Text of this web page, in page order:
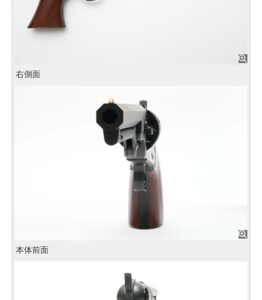
右側面
本体前面